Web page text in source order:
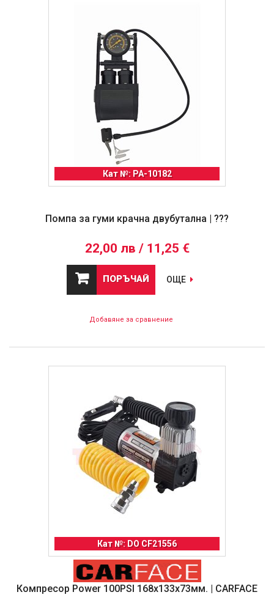
Кат №: PA-10182
Помпа за гуми крачна двубутална | ???
22,00 лв / 11,25 €
ПОРЪЧАЙ ОЩЕ
Добавяне за сравнение
Кат №: DO CF21556
Компресор Power 100PSI 168х133х73мм. | CARFACE